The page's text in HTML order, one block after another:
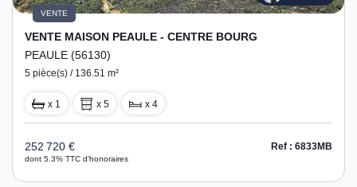
VENTE
VENTE MAISON PEAULE - CENTRE BOURG
PEAULE (56130)
5 pièce(s) / 136.51 m²
x 1 x 5 x 4
252 720 €
dont 5.3% TTC d'honoraires
Ref : 6833MB